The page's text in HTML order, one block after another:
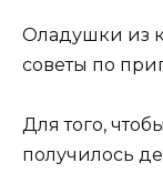
Оладушки из
советы по
Для того,
получилось